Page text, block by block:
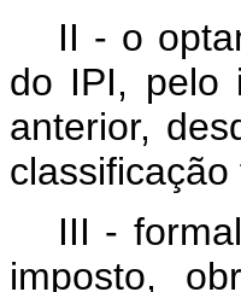
II - o
do IPI, pelo
anterior,
III -
imposto,